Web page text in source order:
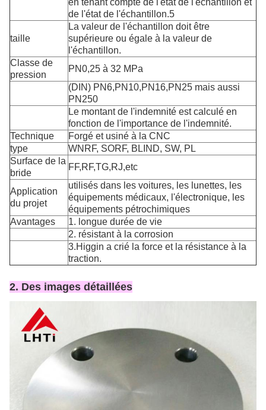
en tenant compte de l'état de l'échantillon et
de l'état de l'échantillon.5
taille
La valeur de l'échantillon doit être
supérieure ou égale à la valeur de
l'échantillon.
Classe de
pression
PN0,25 à 32 MPa
(DIN) PN6,PN10,PN16,PN25 mais aussi
PN250
Le montant de l'indemnité est calculé en
fonction de l'importance de l'indemnité.
Technique
Forgé et usiné à la CNC
type
WNRF, SORF, BLIND, SW, PL
Surface de la
bride
FF,RF,TG,RJ,etc
Application
du projet
utilisés dans les voitures, les lunettes, les
équipements médicaux, l'électronique, les
équipements pétrochimiques
Avantages
1. longue durée de vie
2. résistant à la corrosion
3.Higgin a crié la force et la résistance à la
traction.
2. Des images détaillées